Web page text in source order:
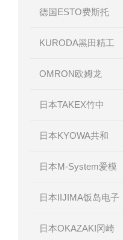
德国ESTO费斯托
KURODA黑田精工
OMRON欧姆龙
日本TAKEX竹中
日本KYOWA共和
日本M-System爱模
日本IIJIMA饭岛电子
日本OKAZAKI冈崎